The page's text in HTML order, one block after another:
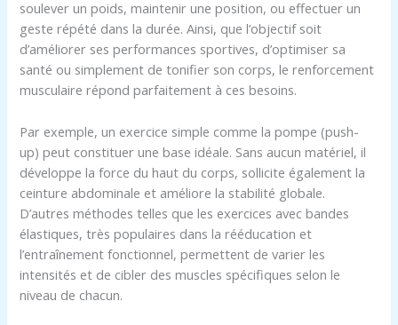
soulever un poids, maintenir une position, ou effectuer un
geste répété dans la durée. Ainsi, que l’objectif soit
d’améliorer ses performances sportives, d’optimiser sa
santé ou simplement de tonifier son corps, le renforcement
musculaire répond parfaitement à ces besoins.
Par exemple, un exercice simple comme la pompe (push-
up) peut constituer une base idéale. Sans aucun matériel, il
développe la force du haut du corps, sollicite également la
ceinture abdominale et améliore la stabilité globale.
D’autres méthodes telles que les exercices avec bandes
élastiques, très populaires dans la rééducation et
l’entraînement fonctionnel, permettent de varier les
intensités et de cibler des muscles spécifiques selon le
niveau de chacun.